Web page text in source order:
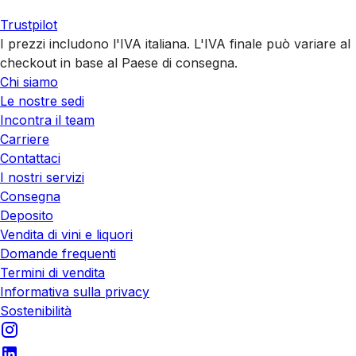
Trustpilot
I prezzi includono l'IVA italiana. L'IVA finale può variare al
checkout in base al Paese di consegna.
Chi siamo
Le nostre sedi
Incontra il team
Carriere
Contattaci
I nostri servizi
Consegna
Deposito
Vendita di vini e liquori
Domande frequenti
Termini di vendita
Informativa sulla privacy
Sostenibilità